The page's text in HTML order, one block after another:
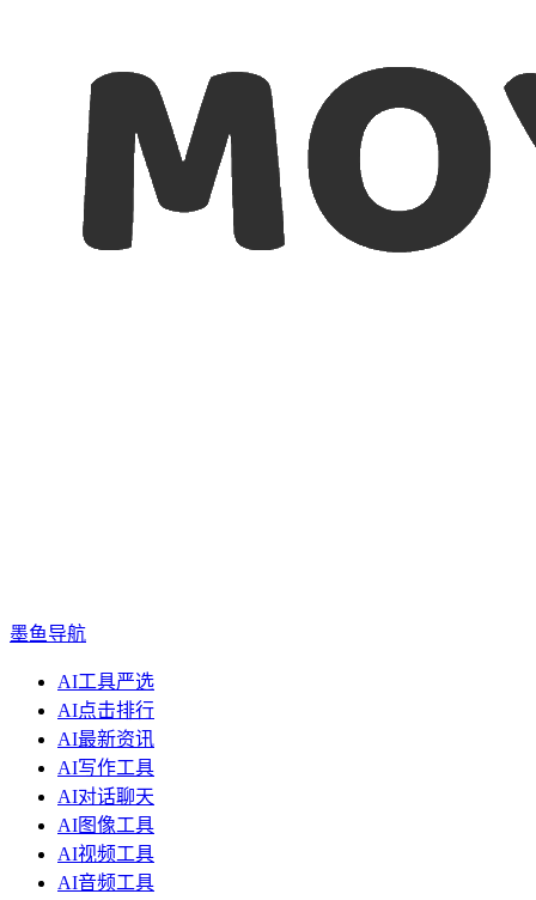
墨鱼导航
AI工具严选
AI点击排行
AI最新资讯
AI写作工具
AI对话聊天
AI图像工具
AI视频工具
AI音频工具